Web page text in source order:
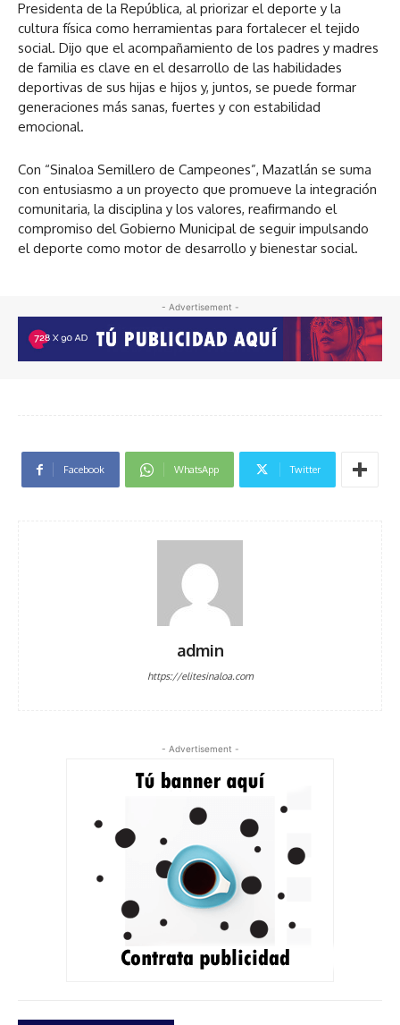
Presidenta de la República, al priorizar el deporte y la
cultura física como herramientas para fortalecer el tejido
social. Dijo que el acompañamiento de los padres y madres
de familia es clave en el desarrollo de las habilidades
deportivas de sus hijas e hijos y, juntos, se puede formar
generaciones más sanas, fuertes y con estabilidad
emocional.
Con “Sinaloa Semillero de Campeones”, Mazatlán se suma
con entusiasmo a un proyecto que promueve la integración
comunitaria, la disciplina y los valores, reafirmando el
compromiso del Gobierno Municipal de seguir impulsando
el deporte como motor de desarrollo y bienestar social.
- Advertisement -
Facebook WhatsApp Twitter
admin
https://elitesinaloa.com
- Advertisement -